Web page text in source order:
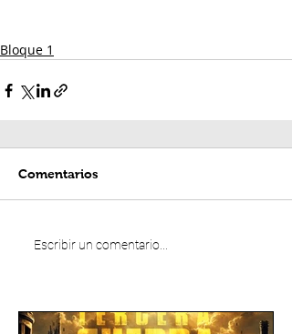
Bloque 1
Comentarios
Escribir un comentario...